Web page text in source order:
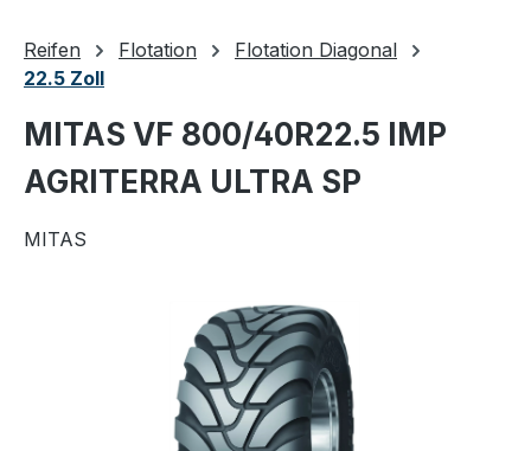
Reifen Flotation
Flotation Diagonal
22.5 Zoll
MITAS VF 800/40R22.5 IMP
AGRITERRA ULTRA SP
MITAS
Bildergalerie überspringen